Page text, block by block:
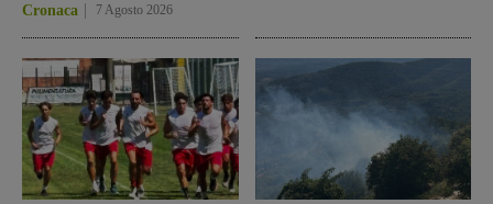
Cronaca 7 Agosto 2026